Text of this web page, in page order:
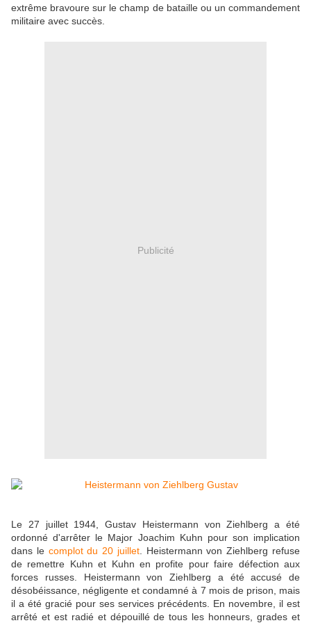
extrême bravoure sur le champ de bataille ou un commandement
militaire avec succès.
Publicité
Le 27 juillet 1944, Gustav Heistermann von Ziehlberg a été
ordonné d'arrêter le Major Joachim Kuhn pour son implication
dans le complot du 20 juillet. Heistermann von Ziehlberg refuse
de remettre Kuhn et Kuhn en profite pour faire défection aux
forces russes. Heistermann von Ziehlberg a été accusé de
désobéissance, négligente et condamné à 7 mois de prison, mais
il a été gracié pour ses services précédents. En novembre, il est
arrêté et est radié et dépouillé de tous les honneurs, grades et